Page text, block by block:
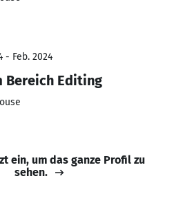
- Feb. 2024
Bereich Editing
ein, um das ganze Profil zu
sehen.